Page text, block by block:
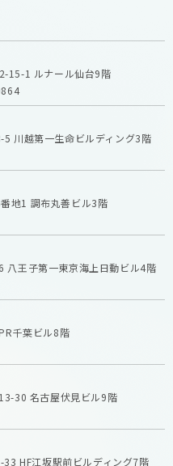
15-1 ルナール仙台9階
5 川越第一生命ビルディング3階
地1 調布丸善ビル3階
八王子第一東京海上日動ビル4階
千葉ビル8階
30 名古屋伏見ビル9階
33 HF江坂駅前ビルディング7階